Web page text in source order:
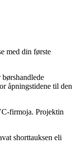
med din første
åpningstidene til den
firmoja. Projektin
shorttauksen eli